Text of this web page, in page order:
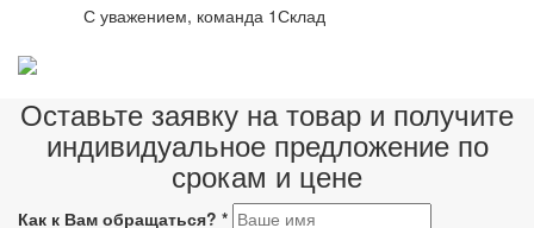
С уважением, команда 1Склад
Оставьте заявку на товар и получите
индивидуальное предложение по
срокам и цене
Как к Вам обращаться? *